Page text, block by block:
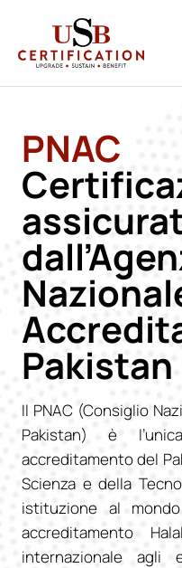
contenuto
PNAC
Pakistan
Il PNAC (Consiglio
Pakistan) è
accreditamento del
Scienza e della
istituzione al
accreditamento
internazionale agli